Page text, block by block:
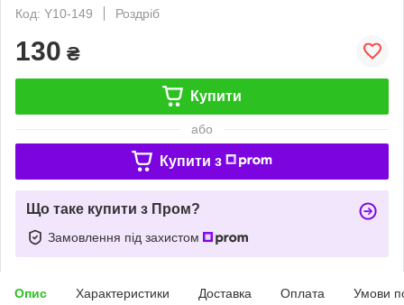
Код: Y10-149
Роздріб
130 ₴
Купити
або
Купити з
Що таке купити з Пром?
Замовлення під захистом
Опис Характеристики Доставка Оплата Умови